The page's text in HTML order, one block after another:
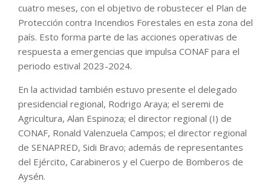
cuatro meses, con el objetivo de robustecer el Plan de
Protección contra Incendios Forestales en esta zona del
país. Esto forma parte de las acciones operativas de
respuesta a emergencias que impulsa CONAF para el
periodo estival 2023-2024.
En la actividad también estuvo presente el delegado
presidencial regional, Rodrigo Araya; el seremi de
Agricultura, Alan Espinoza; el director regional (I) de
CONAF, Ronald Valenzuela Campos; el director regional
de SENAPRED, Sidi Bravo; además de representantes
del Ejército, Carabineros y el Cuerpo de Bomberos de
Aysén.